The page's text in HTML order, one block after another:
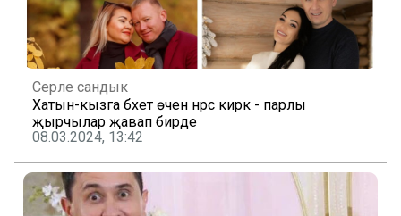
Серле сандык
Хатын-кызга бәхет өчен нәрсә кирәк - парлы
җырчылар җавап бирде
08.03.2024, 13:42